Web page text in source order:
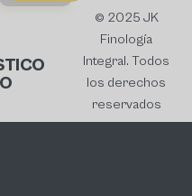
© 2025 JK
Finología
Integral. Todos
los derechos
reservados